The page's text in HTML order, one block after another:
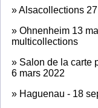
»Alsacollections
» Ohnenheim 13
multicollections
» Salon de la carte
6 mars 2022
» Haguenau - 18